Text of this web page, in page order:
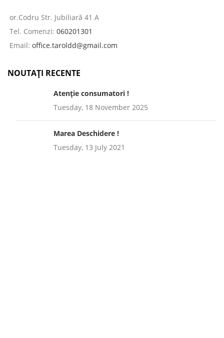
or.Codru Str. Jubiliară 41 A
Tel. Comenzi: 060201301
Email: office.taroldd@gmail.com
NOUTAȚI RECENTE
Atenție consumatori !
Tuesday, 18 November 2025
Marea Deschidere !
Tuesday, 13 July 2021